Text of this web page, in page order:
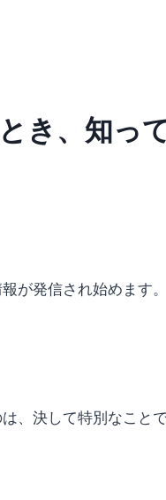
き、知っ
が発信され始めます。
、決して特別なこと